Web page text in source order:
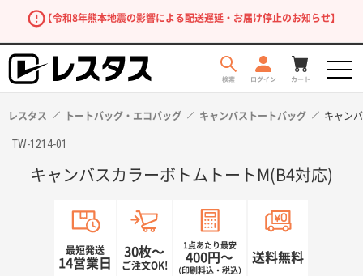
【令和8年熊本地震の影響による配送遅延・お届け停止のお知らせ】
レスタス トートバッグ・エコバッグ キャンバストートバッグ キャン
TW-1214-01
キャンバスカラーボトムトートM(B4対応)
最短発送
14営業日
30枚〜
ご注文OK!
1点あたり最安
400円〜
（印刷料込・税込）
送料無料